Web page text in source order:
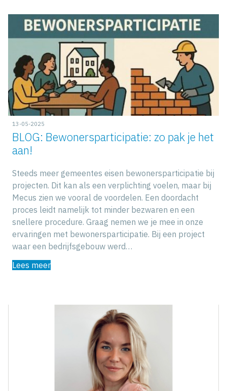
13-05-2025
BLOG: Bewonersparticipatie: zo pak je het
aan!
Steeds meer gemeentes eisen bewonersparticipatie bij
projecten. Dit kan als een verplichting voelen, maar bij
Mecus zien we vooral de voordelen. Een doordacht
proces leidt namelijk tot minder bezwaren en een
snellere procedure. Graag nemen we je mee in onze
ervaringen met bewonersparticipatie. Bij een project
waar een bedrijfsgebouw werd…
Lees meer